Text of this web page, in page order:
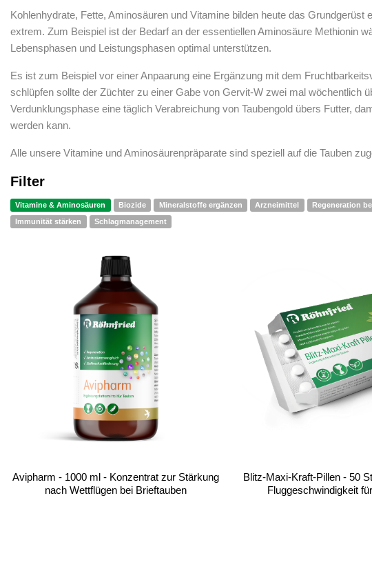
Kohlenhydrate, Fette, Aminosäuren und Vitamine bilden heute das
extrem. Zum Beispiel ist der Bedarf an der essentiellen Aminosäure Methionin
Lebensphasen und Leistungsphasen optimal unterstützen.
Es ist zum Beispiel vor einer Anpaarung eine Ergänzung mit dem
schlüpfen sollte der Züchter zu einer Gabe von Gervit-W zwei mal wöchentlich
Verdunklungsphase eine täglich Verabreichung von Taubengold übers Futter,
werden kann.
Alle unsere Vitamine und Aminosäurenpräparate sind speziell auf die Tauben
Filter
Vitamine & Aminosäuren Biozide Mineralstoffe ergänzen Arzneimittel Regeneration
Immunität stärken
Schlagmanagement
Avipharm - 1000 ml - Konzentrat zur Stärkung
nach Wettflügen bei Brieftauben
Blitz-Maxi-Kraft-Pillen - 50
Fluggeschwindigkeit